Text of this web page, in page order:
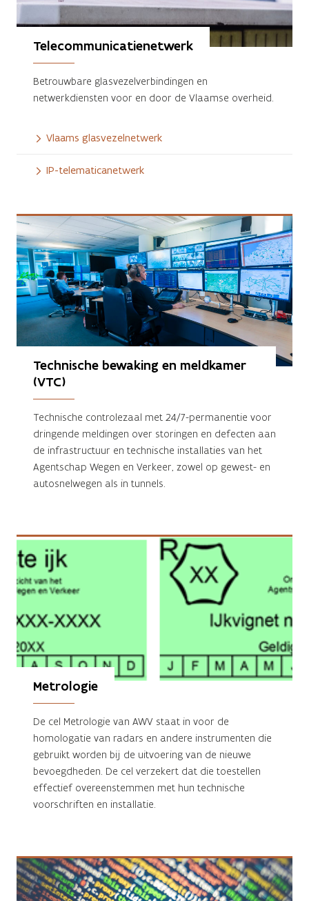
Telecommunicatienetwerk
Betrouwbare glasvezelverbindingen en
netwerkdiensten voor en door de Vlaamse overheid.
Vlaams glasvezelnetwerk
IP-telematicanetwerk
Technische bewaking en meldkamer
(VTC)
Technische controlezaal met 24/7-permanentie voor
dringende meldingen over storingen en defecten aan
de infrastructuur en technische installaties van het
Agentschap Wegen en Verkeer, zowel op gewest- en
autosnelwegen als in tunnels.
Metrologie
De cel Metrologie van AWV staat in voor de
homologatie van radars en andere instrumenten die
gebruikt worden bij de uitvoering van de nieuwe
bevoegdheden. De cel verzekert dat die toestellen
effectief overeenstemmen met hun technische
voorschriften en installatie.